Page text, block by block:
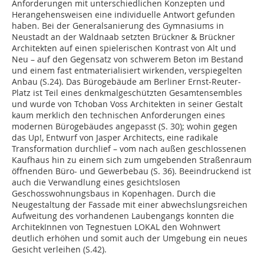
Anforderungen mit unterschiedlichen Konzepten und
Herangehensweisen eine individuelle Antwort gefunden
haben. Bei der Generalsanierung des Gymnasiums in
Neustadt an der Waldnaab setzten Brückner & Brückner
Architekten auf einen spielerischen Kontrast von Alt und
Neu – auf den Gegensatz von schwerem Beton im Bestand
und einem fast entmaterialisiert wirkenden, verspiegelten
Anbau (S.24). Das Bürogebäude am Berliner Ernst-Reuter-
Platz ist Teil eines denkmalgeschützten Gesamtensembles
und wurde von Tchoban Voss Architekten in seiner Gestalt
kaum merklich den technischen Anforderungen eines
modernen Bürogebäudes angepasst (S. 30); wohin gegen
das Up!, Entwurf von Jasper Architects, eine radikale
Transformation durchlief – vom nach außen geschlossenen
Kaufhaus hin zu einem sich zum umgebenden Straßenraum
öffnenden Büro- und Gewerbebau (S. 36). Beeindruckend ist
auch die Verwandlung eines gesichtslosen
Geschosswohnungsbaus in Kopenhagen. Durch die
Neugestaltung der Fassade mit einer abwechslungsreichen
Aufweitung des vorhandenen Laubengangs konnten die
ArchitekInnen von Tegnestuen LOKAL den Wohnwert
deutlich erhöhen und somit auch der Umgebung ein neues
Gesicht verleihen (S.42).